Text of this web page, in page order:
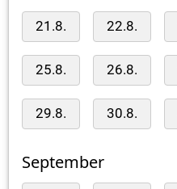
21.8. 22.8.
25.8. 26.8.
29.8. 30.8.
September